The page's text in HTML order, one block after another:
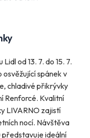
od 13. 7. do 15. 7.
spánek v
chladivé přikrývky
Renforcé. Kvalitní
LIVARNO zajistí
nocí. Návštěva
představuje ideální
k odběru